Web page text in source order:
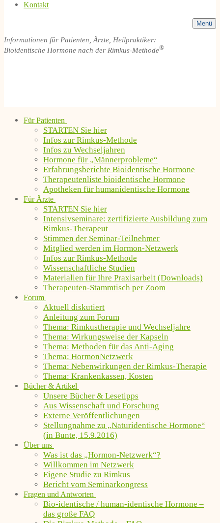
Kontakt
Menü
Informationen für Patienten, Ärzte, Heilpraktiker:
Bioidentische Hormone nach der Rimkus-Methode®
Für Patienten
STARTEN Sie hier
Infos zur Rimkus-Methode
Infos zu Wechseljahren
Hormone für „Männerprobleme“
Erfahrungsberichte Bioidentische Hormone
Therapeutenliste bioidentische Hormone
Apotheken für humanidentische Hormone
Für Ärzte
STARTEN Sie hier
Intensivseminare: zertifizierte Ausbildung zum
Rimkus-Therapeut
Stimmen der Seminar-Teilnehmer
Mitglied werden im Hormon-Netzwerk
Infos zur Rimkus-Methode
Wissenschaftliche Studien
Materialien für Ihre Praxisarbeit (Downloads)
Therapeuten-Stammtisch per Zoom
Forum
Aktuell diskutiert
Anleitung zum Forum
Thema: Rimkustherapie und Wechseljahre
Thema: Wirkungsweise der Kapseln
Thema: Methoden für das Anti-Aging
Thema: HormonNetzwerk
Thema: Nebenwirkungen der Rimkus-Therapie
Thema: Krankenkassen, Kosten
Bücher & Artikel
Unsere Bücher & Lesetipps
Aus Wissenschaft und Forschung
Externe Veröffentlichungen
Stellungnahme zu „Naturidentische Hormone“
(in Bunte, 15.9.2016)
Über uns
Was ist das „Hormon-Netzwerk“?
Willkommen im Netzwerk
Eigene Studie zu Rimkus
Bericht vom Seminarkongress
Fragen und Antworten
Bio-identische / human-identische Hormone –
das große FAQ